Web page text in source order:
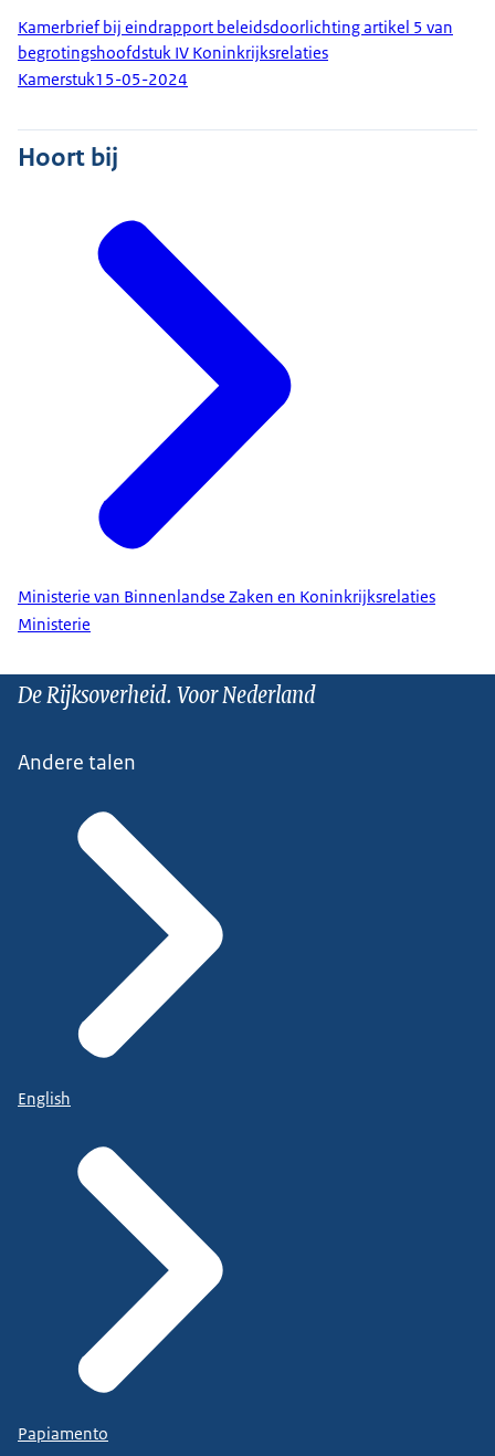
Kamerbrief bij eindrapport beleidsdoorlichting artikel 5 van
begrotingshoofdstuk IV Koninkrijksrelaties
Kamerstuk15-05-2024
Hoort bij
Ministerie van Binnenlandse Zaken en Koninkrijksrelaties
Ministerie
De Rijksoverheid. Voor Nederland
Andere talen
English
Papiamento